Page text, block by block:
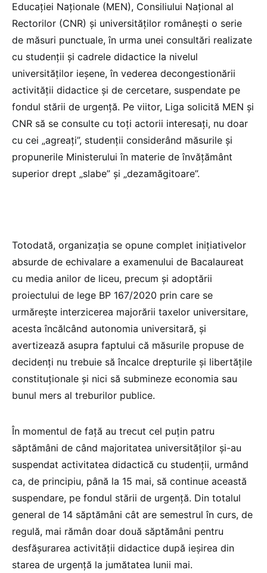
Educației Naționale (MEN), Consiliului Național al
Rectorilor (CNR) și universităților românești o serie
de măsuri punctuale, în urma unei consultări realizate
cu studenţii și cadrele didactice la nivelul
universităţilor ieşene, în vederea decongestionării
activității didactice și de cercetare, suspendate pe
fondul stării de urgență. Pe viitor, Liga solicită MEN și
CNR să se consulte cu toți actorii interesați, nu doar
cu cei „agreați”, studenții considerând măsurile și
propunerile Ministerului în materie de învățământ
superior drept „slabe” și „dezamăgitoare”.
Totodată, organizația se opune complet inițiativelor
absurde de echivalare a examenului de Bacalaureat
cu media anilor de liceu, precum și adoptării
proiectului de lege BP 167/2020 prin care se
urmărește interzicerea majorării taxelor universitare,
acesta încălcând autonomia universitară, şi
avertizează asupra faptului că măsurile propuse de
decidenţi nu trebuie să încalce drepturile şi libertăţile
constituţionale şi nici să submineze economia sau
bunul mers al treburilor publice.
În momentul de față au trecut cel puțin patru
săptămâni de când majoritatea universităților și-au
suspendat activitatea didactică cu studenții, urmând
ca, de principiu, până la 15 mai, să continue această
suspendare, pe fondul stării de urgență. Din totalul
general de 14 săptămâni cât are semestrul în curs, de
regulă, mai rămân doar două săptămâni pentru
desfășurarea activității didactice după ieșirea din
starea de urgență la jumătatea lunii mai.